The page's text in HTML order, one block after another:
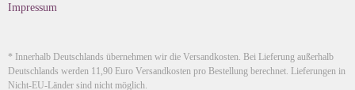
Impressum
* Innerhalb Deutschlands übernehmen wir die Versandkosten. Bei Lieferung außerhalb
Deutschlands werden 11,90 Euro Versandkosten pro Bestellung berechnet. Lieferungen in
Nicht-EU-Länder sind nicht möglich.